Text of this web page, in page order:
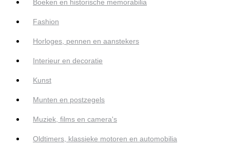
Boeken en historische memorabilia
Fashion
Horloges, pennen en aanstekers
Interieur en decoratie
Kunst
Munten en postzegels
Muziek, films en camera's
Oldtimers, klassieke motoren en automobilia